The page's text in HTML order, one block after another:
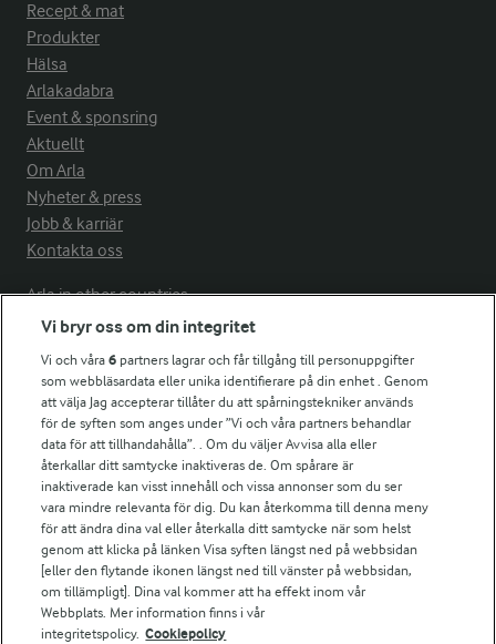
Recept & mat
Produkter
Hälsa
Arlakadabra
Event & sponsring
Aktuellt
Om Arla
Nyheter & press
Jobb & karriär
Kontakta oss
Arla in other countries
Fler Arlasajter
För ägare
Arlas kundportal
Arla.com
Falbygdens Ost
Arla webbshop
Bildbank
Vi bryr oss om din integritet
Vi och våra6 partners lagrar och får tillgång till personuppgifter
som webbläsardata eller unika identifierare på din enhet . Genom
att välja Jag accepterar tillåter du att spårningstekniker används
för de syften som anges under ”Vi och våra partners behandlar
data för att tillhandahålla”. . Om du väljer Avvisa alla eller
återkallar ditt samtycke inaktiveras de. Om spårare är
inaktiverade kan visst innehåll och vissa annonser som du ser
vara mindre relevanta för dig. Du kan återkomma till denna meny
för att ändra dina val eller återkalla ditt samtycke när som helst
genom att klicka på länken Visa syften längst ned på webbsidan
[eller den flytande ikonen längst ned till vänster på webbsidan,
om tillämpligt]. Dina val kommer att ha effekt inom vår
Webbplats. Mer information finns i vår
integritetspolicy. Cookiepolicy